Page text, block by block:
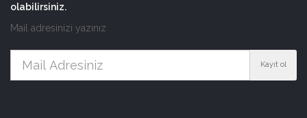
olabilirsiniz.
Mail adresinizi yazınız
Kayıt ol